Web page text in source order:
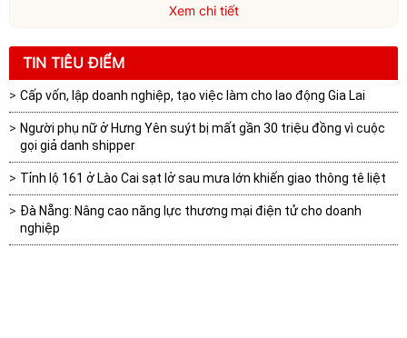
Xem chi tiết
TIN TIÊU ĐIỂM
Cấp vốn, lập doanh nghiệp, tạo việc làm cho lao động Gia Lai
Người phụ nữ ở Hưng Yên suýt bị mất gần 30 triệu đồng vì cuộc
gọi giả danh shipper
Tỉnh lộ 161 ở Lào Cai sạt lở sau mưa lớn khiến giao thông tê liệt
Đà Nẵng: Nâng cao năng lực thương mại điện tử cho doanh
nghiệp